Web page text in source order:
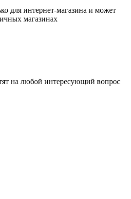
для интернет-магазина и может
магазинах
на любой интересующий вопрос